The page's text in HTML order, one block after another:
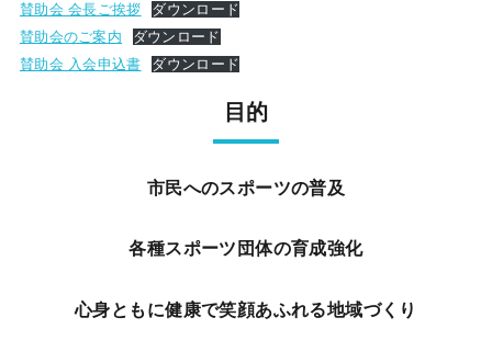
賛助会 会長ご挨拶
ダウンロード
賛助会のご案内
ダウンロード
賛助会 入会申込書
ダウンロード
目的
市民へのスポーツの普及
各種スポーツ団体の育成強化
心身ともに健康で笑顔あふれる地域づくり